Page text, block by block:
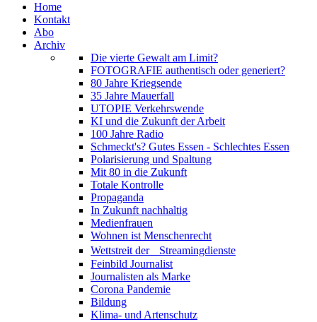
Home
Kontakt
Abo
Archiv
Die vierte Gewalt am Limit?
FOTOGRAFIE authentisch oder generiert?
80 Jahre Kriegsende
35 Jahre Mauerfall
UTOPIE Verkehrswende
KI und die Zukunft der Arbeit
100 Jahre Radio
Schmeckt's? Gutes Essen - Schlechtes Essen
Polarisierung und Spaltung
Mit 80 in die Zukunft
Totale Kontrolle
Propaganda
In Zukunft nachhaltig
Medienfrauen
Wohnen ist Menschenrecht
Wettstreit der Streamingdienste
Feinbild Journalist
Journalisten als Marke
Corona Pandemie
Bildung
Klima- und Artenschutz